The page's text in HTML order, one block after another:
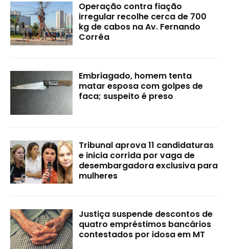
Operação contra fiação
irregular recolhe cerca de 700
kg de cabos na Av. Fernando
Corrêa
Embriagado, homem tenta
matar esposa com golpes de
faca; suspeito é preso
Tribunal aprova 11 candidaturas
e inicia corrida por vaga de
desembargadora exclusiva para
mulheres
Justiça suspende descontos de
quatro empréstimos bancários
contestados por idosa em MT